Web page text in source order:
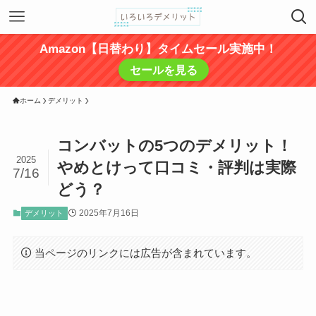
Amazon【日替わり】タイムセール実施中！
セールを見る
ホーム デメリット
コンバットの5つのデメリット！
やめとけって口コミ・評判は実際
どう？
2025
7/16
デメリット 2025年7月16日
当ページのリンクには広告が含まれています。